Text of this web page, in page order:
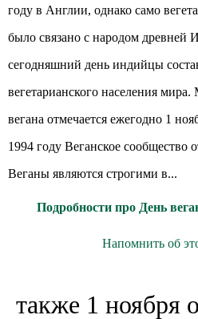
году в Англии, однако само
было связано с народом древней
сегодняшний день индийцы
вегетарианского населения
вегана отмечается ежегодно 1
1994 году Веганское сообщество
Веганы являются строгими в...
Подробности про День
Напомнить об
также 1 ноября